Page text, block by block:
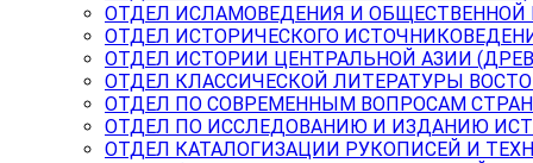
ОТДЕЛ ИСЛАМОВЕДЕНИЯ И
ОТДЕЛ ИСТОРИЧЕСКОГО
ОТДЕЛ ИСТОРИИ ЦЕНТРАЛЬНОЙ АЗИИ
ОТДЕЛ КЛАССИЧЕСКОЙ ЛИТЕРАТУРЫ
ОТДЕЛ ПО СОВРЕМЕННЫМ ВОПРОСАМ
ОТДЕЛ ПО ИССЛЕДОВАНИЮ И ИЗДАНИЮ
ОТДЕЛ КАТАЛОГИЗАЦИИ РУКОПИСЕЙ И